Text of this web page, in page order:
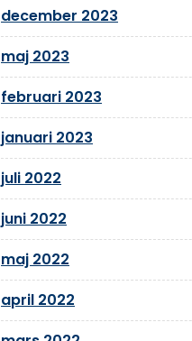
december 2023
maj 2023
februari 2023
januari 2023
juli 2022
juni 2022
maj 2022
april 2022